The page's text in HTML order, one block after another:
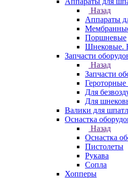
Назад
Аппараты
Поршневые
Шнековые.
Запчасти
Назад
Запчасти
Для
Для
Валики для
Оснастка
Назад
Оснастка
Пистолеты
Рукава
Сопла
Хопперы